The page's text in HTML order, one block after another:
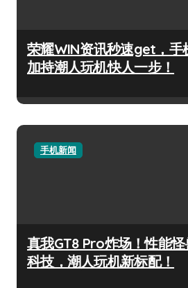
荣耀WIN资讯秒速get，手
加持潮人玩机快人一步！
手机新闻
真我GT8 Pro炸场！性能
科技，潮人玩机新标配！